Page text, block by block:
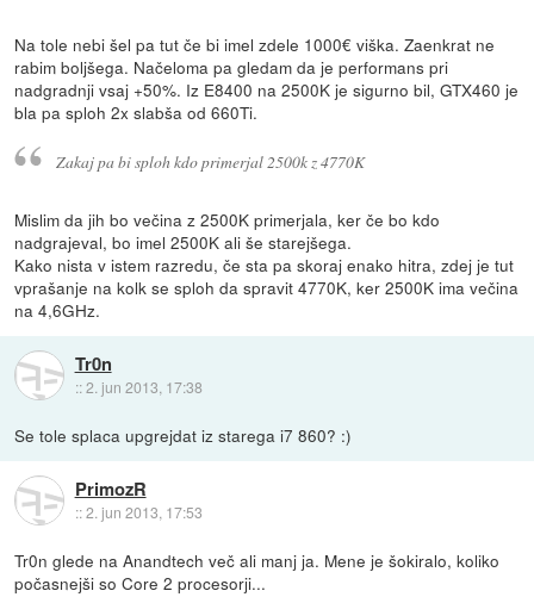
Na tole nebi šel pa tut če bi imel zdele 1000€ viška. Zaenkrat ne
rabim boljšega. Načeloma pa gledam da je performans pri
nadgradnji vsaj +50%. Iz E8400 na 2500K je sigurno bil, GTX460 je
bla pa sploh 2x slabša od 660Ti.
Zakaj pa bi sploh kdo primerjal 2500k z 4770K
Mislim da jih bo večina z 2500K primerjala, ker če bo kdo
nadgrajeval, bo imel 2500K ali še starejšega.
Kako nista v istem razredu, če sta pa skoraj enako hitra, zdej je tut
vprašanje na kolk se sploh da spravit 4770K, ker 2500K ima večina
na 4,6GHz.
Tr0n
::2. jun 2013, 17:38
Se tole splaca upgrejdat iz starega i7 860? :)
PrimozR
::2. jun 2013, 17:53
Tr0n glede na Anandtech več ali manj ja. Mene je šokiralo, koliko
počasnejši so Core 2 procesorji...